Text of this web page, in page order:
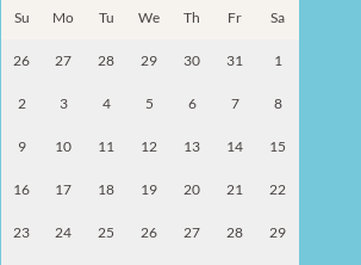
Su Mo Tu We Th Fr Sa
26 27 28 29 30 31 1
2 3 4 5 6 7 8
9 10 11 12 13 14 15
16 17 18 19 20 21 22
23 24 25 26 27 28 29